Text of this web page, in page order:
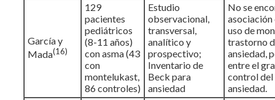
García y
Mada(16)
129
pacientes
pediátricos
(8-11 años)
con asma (43
con
montelukast,
86 controles)
Estudio
observacional,
transversal,
analítico y
prospectivo;
Inventario de
Beck para
ansiedad
No se
asociación
uso de
trastorno
ansiedad,
entre el
control del
ansiedad.